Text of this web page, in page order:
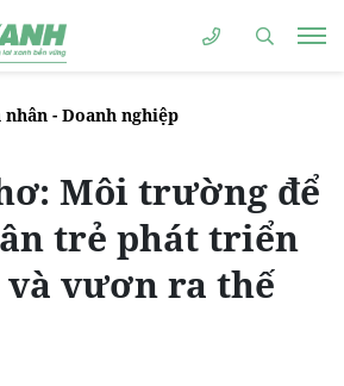
nhân - Doanh nghiệp
Môi trường để
trẻ phát triển
vươn ra thế